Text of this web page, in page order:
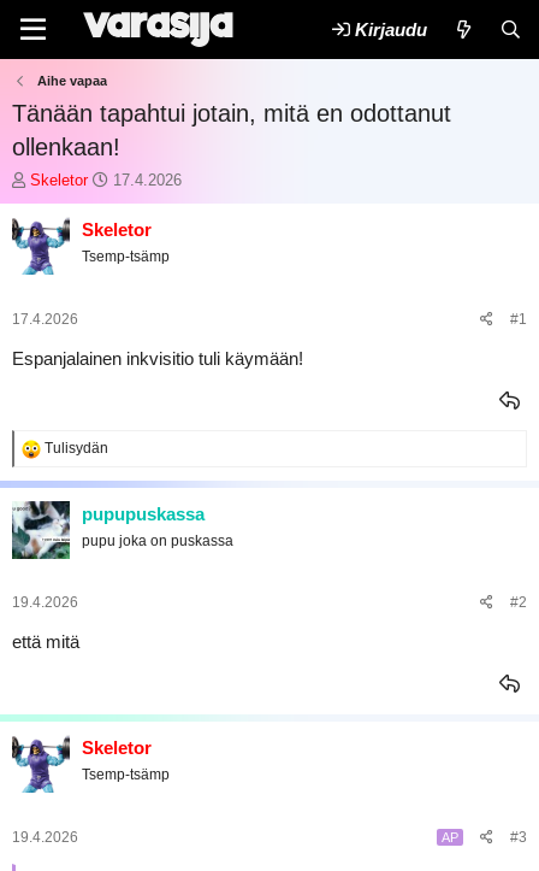
Kirjaudu
Aihe vapaa
Tänään tapahtui jotain, mitä en odottanut
ollenkaan!
K
e
s
k
u
l
u
l
o
i
t
t
a
Skeletor
A
l
o
t
ä
ä
ä
17.4.2026
Skeletor
Tsemp-tsämp
17.4.2026 #1
Espanjalainen inkvisitio tuli käymään!
R
a
k
t
i
o
:
Tulisydän
pupupuskassa
pupu joka on puskassa
19.4.2026 #2
että mitä
Skeletor
Tsemp-tsämp
19.4.2026 AP #3